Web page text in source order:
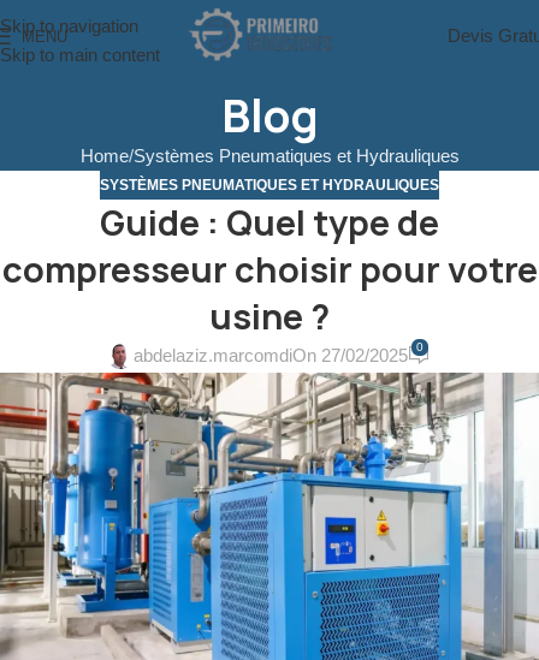
Skip to navigation
Skip to main content
MENU Devis
Blog
Home Systèmes Pneumatiques et Hydrauliques
SYSTÈMES PNEUMATIQUES ET HYDRAULIQUES
Guide : Quel type de
compresseur choisir pour votre
usine ?
abdelaziz.marcomdiOn 27/02/2025 0